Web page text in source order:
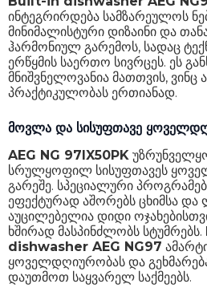
ინტეგრირდება სამზარეულოს
მინიმალისტური დიზაინი და
ჰარმონიულ გარემოს, სადაც
ერწყმის საერთო სივრცეს. ეს
მნიშვნელოვანია მათთვის, ვინც
პრაქტიკულობას ერთიანად.
მოვლა და სისუფთავე
AEG NG 97IX50PK
სრულყოფილ სისუფთავეს
გარეშე. სპეციალური
ეფექტურად აშორებს ცხიმსა და
აუცილებელია დიდი
ხშირად მასპინძლობს სტუმრებს.
dishwasher AEG NG97
ყოველდღიურობას და
დაუთმოთ საყვარელ საქმეებს.